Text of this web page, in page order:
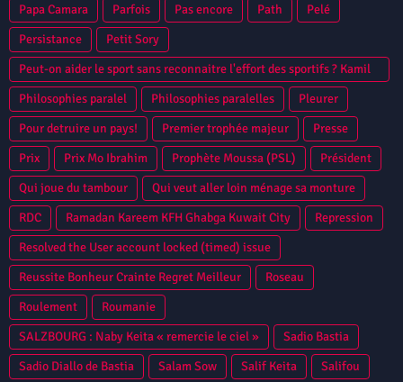
Papa Camara
Parfois Pas encore Path
Pelé
Persistance
Petit Sory
Peut-on aider le sport sans reconnaitre l'effort des sportifs ? Kamil
Zayatte Bantama Sow Guinee Conakry Syli National CAN 2013
Niamey
Philosophies paralel Philosophies paralelles
Pleurer
Pour detruire un pays!
Premier trophée majeur
Presse
Prix
Prix Mo Ibrahim Prophète Moussa (PSL)
Président
Qui joue du tambour
Qui veut aller loin ménage sa monture
RDC
Ramadan Kareem KFH Ghabga Kuwait City
Repression
Resolved the User account locked (timed) issue
Reussite Bonheur Crainte Regret Meilleur
Roseau
Roulement
Roumanie
SALZBOURG : Naby Keita « remercie le ciel »
Sadio Bastia
Sadio Diallo de Bastia
Salam Sow Salif Keita Salifou